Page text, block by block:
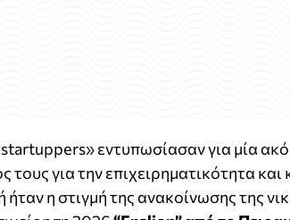
εντυπωσίασαν για μία
τους για την επιχειρηματικότητα
ήταν η στιγμή της ανακοίνωσης της